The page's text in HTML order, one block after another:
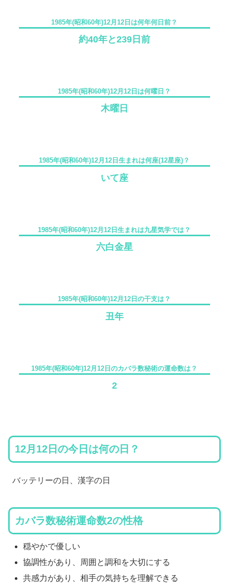
1985年(昭和60年)12月12日は何年何日前？
約40年と239日前
1985年(昭和60年)12月12日は何曜日？
木曜日
1985年(昭和60年)12月12日生まれは何座(12星座)？
いて座
1985年(昭和60年)12月12日生まれは九星気学では？
六白金星
1985年(昭和60年)12月12日の干支は？
丑年
1985年(昭和60年)12月12日のカバラ数秘術の運命数は？
2
12月12日の今日は何の日？
バッテリーの日、漢字の日
カバラ数秘術運命数2の性格
穏やかで優しい
協調性があり、周囲と調和を大切にする
共感力があり、相手の気持ちを理解できる